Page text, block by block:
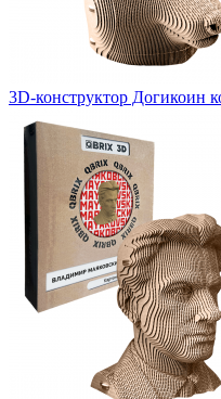
3D-конструктор Догикоин